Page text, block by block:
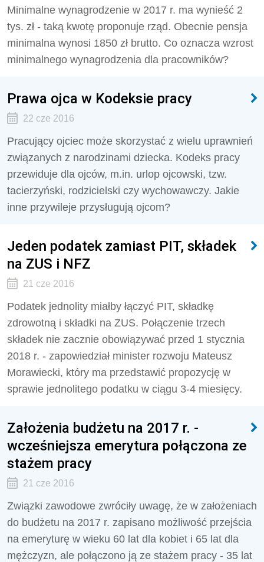
Minimalne wynagrodzenie w 2017 r. ma wynieść 2
tys. zł - taką kwotę proponuje rząd. Obecnie pensja
minimalna wynosi 1850 zł brutto. Co oznacza wzrost
minimalnego wynagrodzenia dla pracowników?
Prawa ojca w Kodeksie pracy
22 cze 2016
Pracujący ojciec może skorzystać z wielu uprawnień
związanych z narodzinami dziecka. Kodeks pracy
przewiduje dla ojców, m.in. urlop ojcowski, tzw.
tacierzyński, rodzicielski czy wychowawczy. Jakie
inne przywileje przysługują ojcom?
Jeden podatek zamiast PIT, składek
na ZUS i NFZ
21 cze 2016
Podatek jednolity miałby łączyć PIT, składkę
zdrowotną i składki na ZUS. Połączenie trzech
składek nie zacznie obowiązywać przed 1 stycznia
2018 r. - zapowiedział minister rozwoju Mateusz
Morawiecki, który ma przedstawić propozycję w
sprawie jednolitego podatku w ciągu 3-4 miesięcy.
Założenia budżetu na 2017 r. -
wcześniejsza emerytura połączona ze
stażem pracy
21 cze 2016
Związki zawodowe zwróciły uwagę, że w założeniach
do budżetu na 2017 r. zapisano możliwość przejścia
na emeryturę w wieku 60 lat dla kobiet i 65 lat dla
mężczyzn, ale połączono ją ze stażem pracy - 35 lat